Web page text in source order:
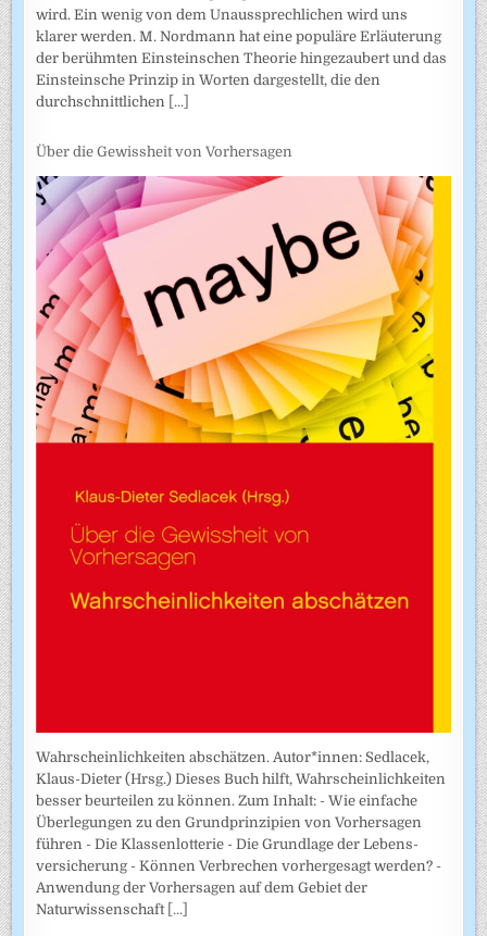
wird. Ein wenig von dem Unaussprechlichen wird uns
klarer werden. M. Nordmann hat eine populäre Erläuterung
der berühmten Einsteinschen Theorie hingezaubert und das
Einsteinsche Prinzip in Worten dargestellt, die den
durchschnittlichen [...]
Über die Gewissheit von Vorhersagen
Wahrscheinlichkeiten abschätzen. Autor*innen: Sedlacek,
Klaus-Dieter (Hrsg.) Dieses Buch hilft, Wahrscheinlichkeiten
besser beurteilen zu können. Zum Inhalt: - Wie einfache
Überlegungen zu den Grundprinzipien von Vorhersagen
führen - Die Klassenlotterie - Die Grundlage der Lebens­
versicherung - Können Verbrechen vorhergesagt werden? -
Anwendung der Vorhersagen auf dem Gebiet der
Naturwissenschaft [...]